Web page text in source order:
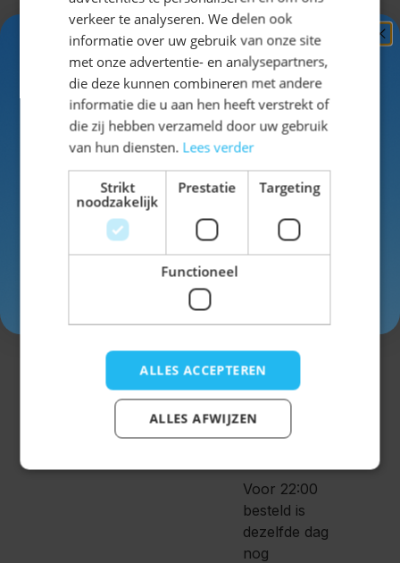
hebben we
naast
lederhosen
ook een
ruime keus in
Dirndls!
We hebben
Dirndls in
bijna elke
kleur, lengte
en design.
oktoberfes
tgouda
het
afrekenen en
krijg
korting
Voor 22:00
besteld is
dezelfde dag
nog
verkeer te analyseren. We delen ook
informatie over uw gebruik van onze site
met onze advertentie- en analysepartners,
die deze kunnen combineren met andere
informatie die u aan hen heeft verstrekt of
die zij hebben verzameld door uw gebruik
van hun diensten. Lees verder
Strikt
noodzakelijk
Prestatie Targeting
Functioneel
ALLES ACCEPTEREN
ALLES AFWIJZEN
Ontvang5%
KORTING!
Schrijf je nuin voor de nieuwsbrief en ontvang toegang
tot exclusieve kortingen!
Voor- en achternaam
Inschrijven